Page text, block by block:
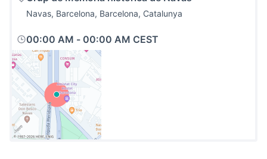
Navas, Barcelona, Barcelona, Catalunya
00:00 AM - 00:00 AM CEST